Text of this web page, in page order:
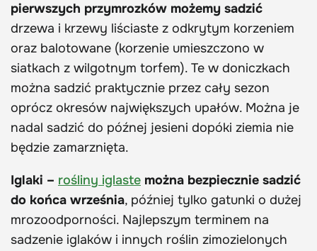
pierwszych przymrozków możemy sadzić
drzewa i krzewy liściaste z odkrytym korzeniem
oraz balotowane (korzenie umieszczono w
siatkach z wilgotnym torfem). Te w doniczkach
można sadzić praktycznie przez cały sezon
oprócz okresów największych upałów. Można je
nadal sadzić do późnej jesieni dopóki ziemia nie
będzie zamarznięta.
Iglaki – rośliny iglaste można bezpiecznie sadzić
do końca września, później tylko gatunki o dużej
mrozoodporności. Najlepszym terminem na
sadzenie iglaków i innych roślin zimozielonych